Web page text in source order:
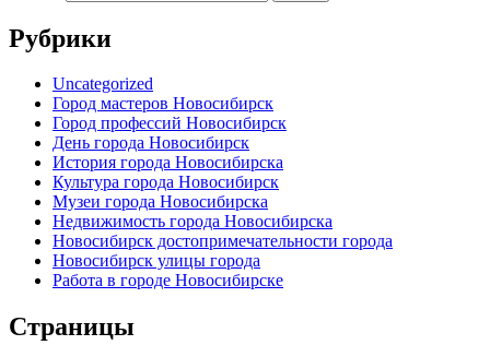
Рубрики
Uncategorized
Город мастеров Новосибирск
Город профессий Новосибирск
День города Новосибирск
История города Новосибирска
Культура города Новосибирск
Музеи города Новосибирска
Недвижимость города Новосибирска
Новосибирск достопримечательности города
Новосибирск улицы города
Работа в городе Новосибирске
Страницы